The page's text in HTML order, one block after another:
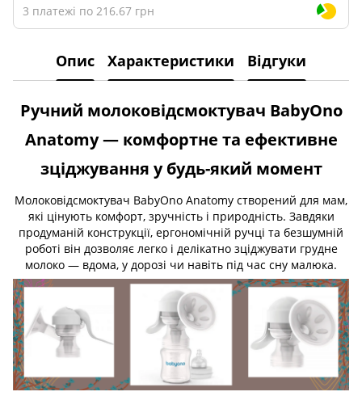
3 платежі по 216.67 грн
Опис Характеристики Відгуки
Ручний молоковідсмоктувач BabyOno
Anatomy — комфортне та ефективне
зціджування у будь-який момент
Молоковідсмоктувач BabyOno Anatomy створений для мам,
які цінують комфорт, зручність і природність. Завдяки
продуманій конструкції, ергономічній ручці та безшумній
роботі він дозволяє легко і делікатно зціджувати грудне
молоко — вдома, у дорозі чи навіть під час сну малюка.